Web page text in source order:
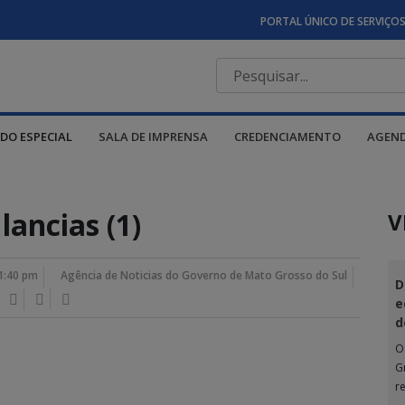
PORTAL ÚNICO DE SERVIÇOS
ESPECIAL SALA DE IMPRENSA CREDENCIAMENTO
(1)
pm Agência de Noticias do Governo de Mato Grosso do Sul